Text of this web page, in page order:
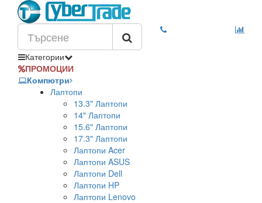
Категории
ПРОМОЦИИ
Компютри
Лаптопи
13.3" Лаптопи
14" Лаптопи
15.6" Лаптопи
17.3" Лаптопи
Лаптопи Acer
Лаптопи ASUS
Лаптопи Dell
Лаптопи HP
Лаптопи Lenovo